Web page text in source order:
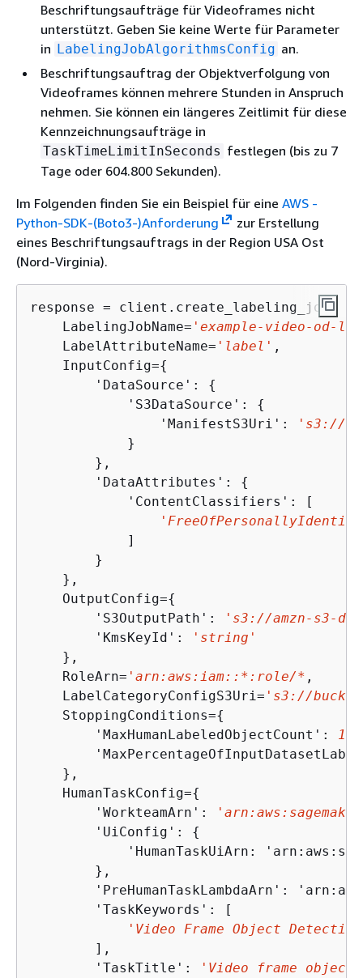
Beschriftungsaufträge für Videoframes nicht
unterstützt. Geben Sie keine Werte für Parameter
in LabelingJobAlgorithmsConfig an.
Beschriftungsauftrag der Objektverfolgung von
Videoframes können mehrere Stunden in Anspruch
nehmen. Sie können ein längeres Zeitlimit für diese
Kennzeichnungsaufträge in
TaskTimeLimitInSeconds festlegen (bis zu 7
Tage oder 604.800 Sekunden).
Im Folgenden finden Sie ein Beispiel für eine AWS -
Python-SDK-(Boto3-)Anforderung
zur Erstellung
eines Beschriftungsauftrags in der Region USA Ost
(Nord-Virginia).
response = client.create_labeling_job(
    LabelingJobName=
'example-video-od-
    LabelAttributeName=
'label' ,
    InputConfig=
{
        'DataSource':
{
            'S3DataSource':
{
                'ManifestS3Uri':
's3://
            }
        },
        'DataAttributes':
{
            'ContentClassifiers': [
            ]
        }
    },
    OutputConfig=
{
        'S3OutputPath':
's3://amzn-s3-
        'KmsKeyId':
'string'
    },
    RoleArn=
'arn:aws:iam::*:role/* ,
    LabelCategoryConfigS3Uri=
's3://
    StoppingConditions=
{
        'MaxHumanLabeledObjectCount':
123
    },
    HumanTaskConfig=
{
        'WorkteamArn':
        'UiConfig':
{
'HumanTaskUiArn:
        },
'PreHumanTaskLambdaArn':
        'TaskKeywords': [
'Video Frame Object
        ],
        'TaskTitle':
'Video frame